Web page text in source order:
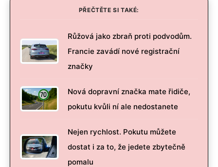
PŘEČTĚTE SI TAKÉ:
Růžová jako zbraň proti podvodům.
Francie zavádí nové registrační
značky
Nová dopravní značka mate řidiče,
pokutu kvůli ní ale nedostanete
Nejen rychlost. Pokutu můžete
dostat i za to, že jedete zbytečně
pomalu